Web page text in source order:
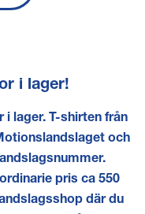
i lager!
i lager. T-shirten från
och
pris ca 550
där du